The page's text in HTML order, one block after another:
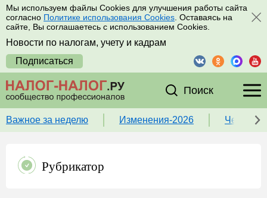
Мы используем файлы Cookies для улучшения работы сайта
согласно Политике использования Cookies . Оставаясь на
сайте, Вы соглашаетесь с использованием Cookies.
Новости по налогам, учету и кадрам
Подписаться
Поиск
Важное за неделю Изменения-2026 Чек-
Рубрикатор